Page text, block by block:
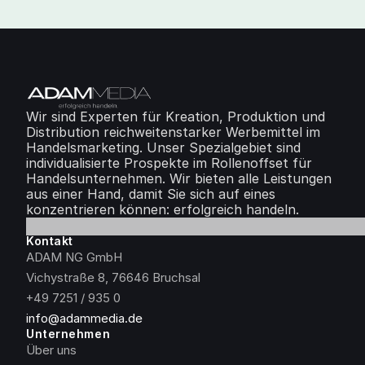
Wir sind Experten für Kreation, Produktion und
Distribution reichweitenstarker Werbemittel im
Handelsmarketing. Unser Spezialgebiet sind
individualisierte Prospekte im Rollenoffset für
Handelsunternehmen. Wir bieten alle Leistungen
aus einer Hand, damit Sie sich auf eines
konzentrieren können: erfolgreich handeln.
Kontakt
ADAM NG GmbH
Vichystraße 8, 76646 Bruchsal
+49 7251 / 935 0
info@adammedia.de
Unternehmen
Über uns